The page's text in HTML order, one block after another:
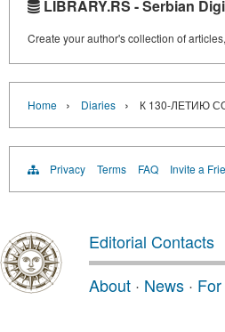
LIBRARY.RS - Serbian
Create your author's collection of
Home › Diaries › К 130-ЛЕТИЮ
Privacy Terms FAQ Invite a
Editorial Contacts
About · News ·